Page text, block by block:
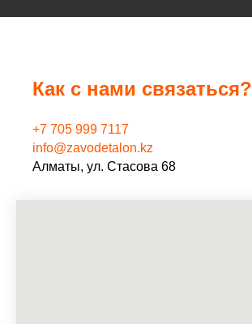
Как с нами связаться?
+7 705 999 7117
info@zavodetalon.kz
Алматы, ул. Стасова 68